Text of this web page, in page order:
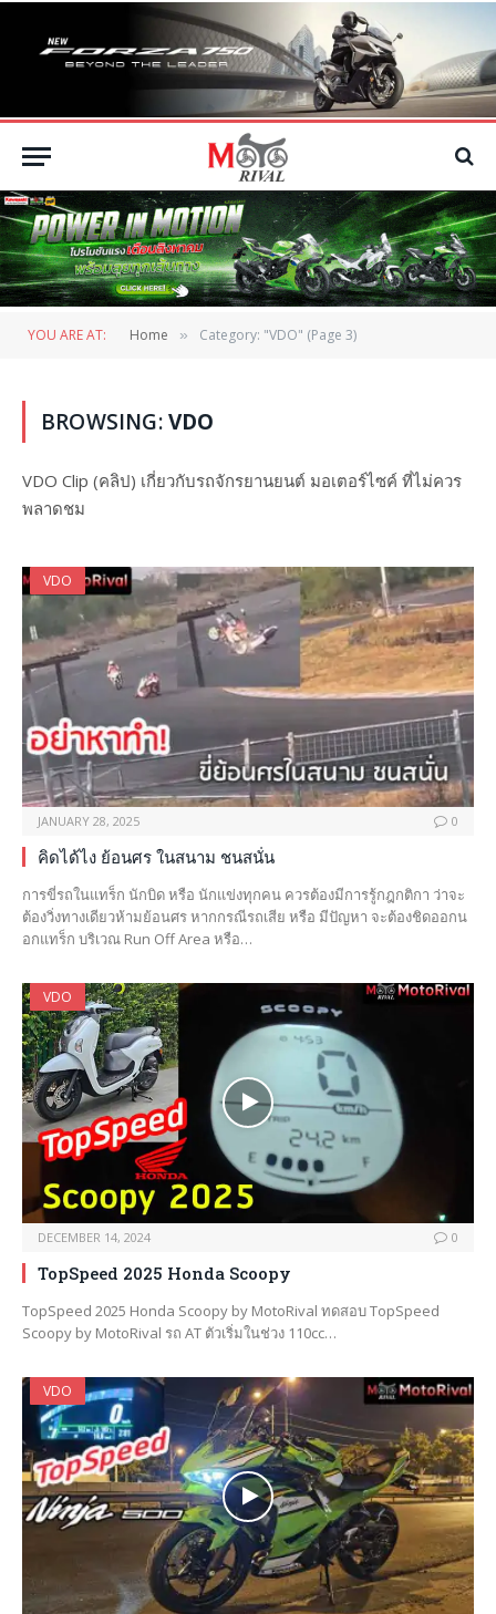
YOU ARE AT: Home » Category: "VDO" (Page 3)
BROWSING:VDO
VDO Clip (คลิป) เกี่ยวกับรถจักรยานยนต์ มอเตอร์ไซค์ ที่ไม่ควร
พลาดชม
VDO
JANUARY 28, 2025 0
คิดได้ไง ย้อนศร ในสนาม ชนสนั่น
การขี่รถในแทร็ก นักบิด หรือ นักแข่งทุกคน ควรต้องมีการรู้กฎกติกา ว่าจะ
ต้องวิ่งทางเดียวห้ามย้อนศร หากกรณีรถเสีย หรือ มีปัญหา จะต้องชิดออกน
อกแทร็ก บริเวณ Run Off Area หรือ…
VDO
DECEMBER 14, 2024 0
TopSpeed 2025 Honda Scoopy
TopSpeed 2025 Honda Scoopy by MotoRival ทดสอบ TopSpeed
Scoopy by MotoRival รถ AT ตัวเริ่มในช่วง 110cc…
VDO